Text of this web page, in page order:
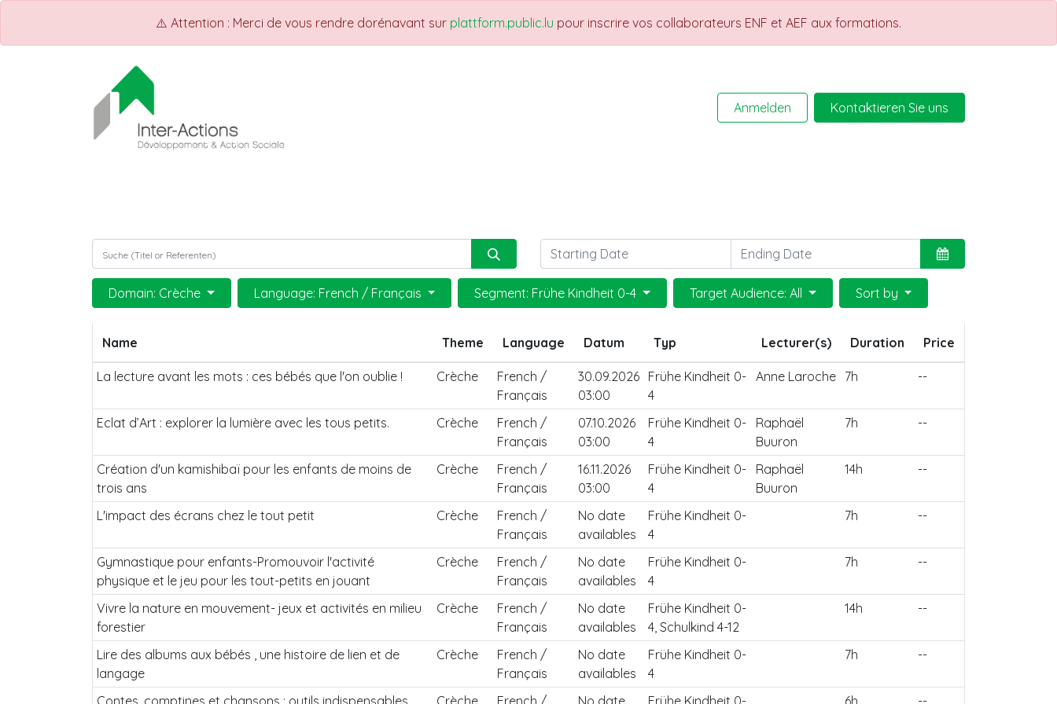
⚠️ Attention : Merci de vous rendre dorénavant sur plattform.public.lu pour inscrire vos collaborateurs ENF et AEF aux formations.
Anmelden Kontaktieren Sie uns
Domain: Crèche Language: French / Français Segment: Frühe Kindheit 0-4 Target Audience: All Sort by
Name Theme Language Datum Typ Lecturer(s) Duration Price
La lecture avant les mots : ces bébés que l'on oublie ! Crèche
French /
Français
30.09.2026
03:00
Frühe Kindheit 0-
4
Anne Laroche 7h --
Eclat d’Art : explorer la lumière avec les tous petits. Crèche
French /
Français
07.10.2026
03:00
Frühe Kindheit 0-
4
Raphaël
Buuron
7h --
Création d'un kamishibaï pour les enfants de moins de
trois ans
Crèche
French /
Français
16.11.2026
03:00
Frühe Kindheit 0-
4
Raphaël
Buuron
14h --
L'impact des écrans chez le tout petit Crèche
French /
Français
No date
availables
Frühe Kindheit 0-
4
7h --
Gymnastique pour enfants-Promouvoir l'activité
physique et le jeu pour les tout-petits en jouant
Crèche
French /
Français
No date
availables
Frühe Kindheit 0-
4
7h --
Vivre la nature en mouvement- jeux et activités en milieu
forestier
Crèche
French /
Français
No date
availables
Frühe Kindheit 0-
4, Schulkind 4-12
14h --
Lire des albums aux bébés , une histoire de lien et de
langage
Crèche
French /
Français
No date
availables
Frühe Kindheit 0-
4
7h --
Contes, comptines et chansons : outils indispensables Crèche French / No date Frühe Kindheit 0- 6h --